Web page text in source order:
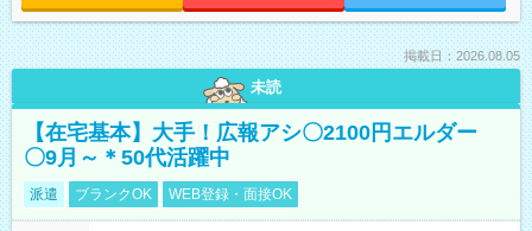
掲載日：2026.08.05
未読
【在宅基本】大手！広報アシ〇2100円エルダー
〇9月～＊50代活躍中
派遣 ブランクOK WEB登録・面接OK